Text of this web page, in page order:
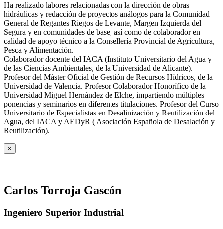
Ha realizado labores relacionadas con la dirección de obras
hidráulicas y redacción de proyectos análogos para la Comunidad
General de Regantes Riegos de Levante, Margen Izquierda del
Segura y en comunidades de base, así como de colaborador en
calidad de apoyo técnico a la Consellería Provincial de Agricultura,
Pesca y Alimentación.
Colaborador docente del IACA (Instituto Universitario del Agua y
de las Ciencias Ambientales, de la Universidad de Alicante).
Profesor del Máster Oficial de Gestión de Recursos Hídricos, de la
Universidad de Valencia. Profesor Colaborador Honorífico de la
Universidad Miguel Hernández de Elche, impartiendo múltiples
ponencias y seminarios en diferentes titulaciones. Profesor del Curso
Universitario de Especialistas en Desalinización y Reutilización del
Agua, del IACA y AEDyR ( Asociación Española de Desalación y
Reutilización).
×
Carlos Torroja Gascón
Ingeniero Superior Industrial